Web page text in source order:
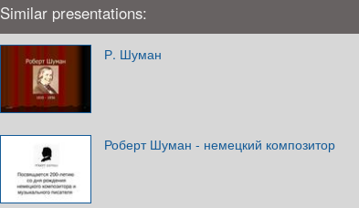
Similar presentations:
Р. Шуман
Роберт Шуман - немецкий композитор